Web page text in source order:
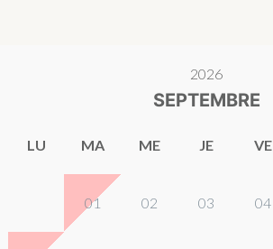
2026
SEPTEMBRE
LU MA ME JE VE
01 02 03 04